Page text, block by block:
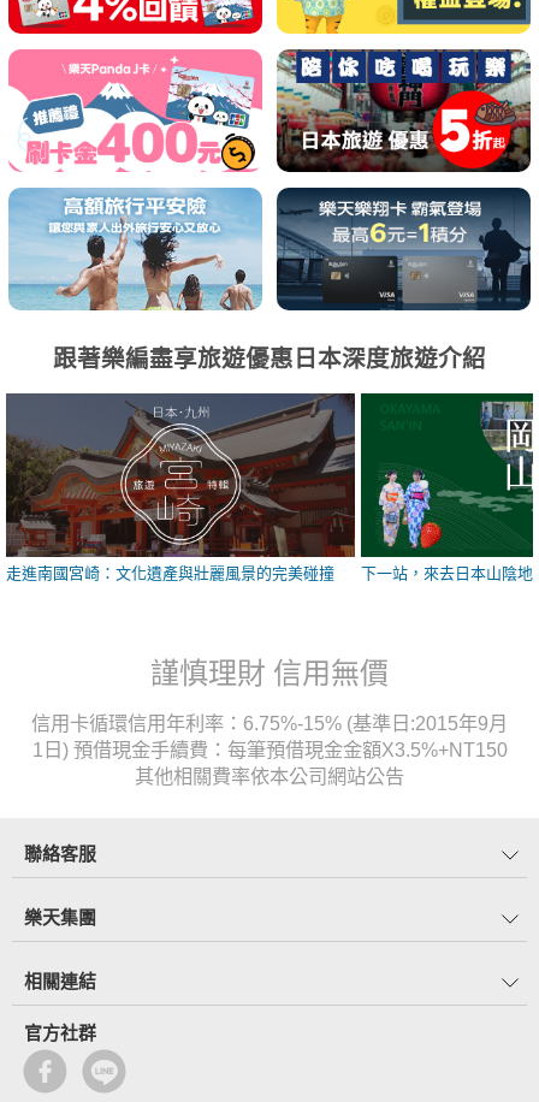
跟著樂編盡享旅遊優惠日本深度旅遊介紹
走進南國宮崎：文化遺產與壯麗風景的完美碰撞 下一站，來去日本山陰地
謹慎理財 信用無價
信用卡循環信用年利率：6.75%-15% (基準日:2015年9月
1日) 預借現金手續費：每筆預借現金金額X3.5%+NT150
其他相關費率依本公司網站公告
聯絡客服
樂天集團
相關連結
官方社群